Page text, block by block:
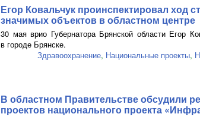
Егор Ковальчук проинспектировал ход
значимых объектов в областном центре
30 мая врио Губернатора Брянской области Егор
в городе Брянске.
Здравоохранение, Национальные проекты,
В областном Правительстве обсудили
проектов национального проекта